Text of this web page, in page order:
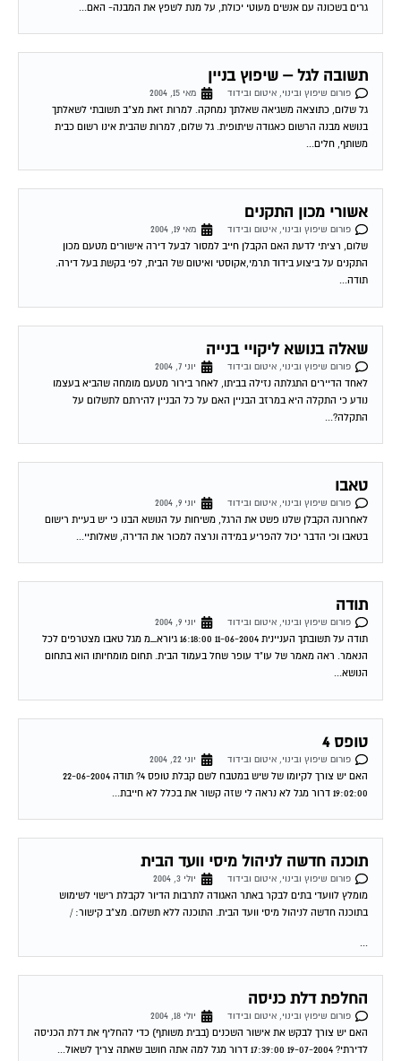
תשובה לגל – שיפוץ בניין
פורום שיפוץ ובינוי, איטום ובידוד
גל שלום, כתוצאה משגיאה שאלתך נמחקה. למרות זאת מצ"ב תשובתי לשאלתך
בנושא מבנה הרשום כאגודה שיתופית. גל שלום, למרות שהבית אינו רשום כבית
משותף, חלים...
אשורי מכון התקנים
פורום שיפוץ ובינוי, איטום ובידוד
שלום, רציתי לדעת האם הקבלן חייב למסור לבעל דירה אישורים מטעם מכון
התקנים על ביצוע בידוד תרמי,אקוסטי ואיטום של הבית, לפי בקשת בעל דירה.
תודה...
שאלה בנושא ליקויי בנייה
פורום שיפוץ ובינוי, איטום ובידוד
לאחד הדיירים התגלתה נזילה בביתו, לאחר בירור מטעם מומחה שהביא בעצמו
נודע כי התקלה היא במרזב הבניין האם על כל הבניין להירתם לתשלום על
התקלה?...
טאבו
פורום שיפוץ ובינוי, איטום ובידוד
לאחרונה הקבלן שלנו פשט את הרגל, משיחות על הנושא הבנו כי יש בעיית רישום
בטאבו וכי הדבר יכול להפריע במידה ונרצה למכור את הדירה, שאלותיי...
תודה
פורום שיפוץ ובינוי, איטום ובידוד
תודה על תשובתך העניינית 11-06-2004 16:18:00 גיורא_מ מגל טאבו מצטרפים לכל
הנאמר. ראה מאמר של עו"ד עופר שחל בעמוד הבית. תחום מומחיותו הוא בתחום
הנושא...
טופס 4
פורום שיפוץ ובינוי, איטום ובידוד
19:02:00 דרור מגל לא נראה לי שזה קשור את בכלל לא חייבת...
תוכנה חדשה לניהול מיסי וועד הבית
פורום שיפוץ ובינוי, איטום ובידוד
יולי 3, 2004
מומלץ לוועדי בתים לבקר באתר האגודה לתרבות הדיור לקבלת רישוי לשימוש
בתוכנה חדשה לניהול מיסי וועד הבית. התוכנה ללא תשלום. מצ"ב קישור: /
החלפת דלת כניסה
פורום שיפוץ ובינוי, איטום ובידוד
האם יש צורך לבקש את אישור השכנים (בבית משותף) כדי להחליף את דלת הכניסה
לדירתי? 19-07-2004 17:39:00 דרור מגל למה אתה חושב שאתה צריך לשאול...